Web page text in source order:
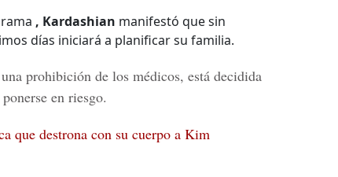
, Kardashian manifestó que sin
días iniciará a planificar su familia.
prohibición de los médicos, está decidida
en riesgo.
que destrona con su cuerpo a Kim